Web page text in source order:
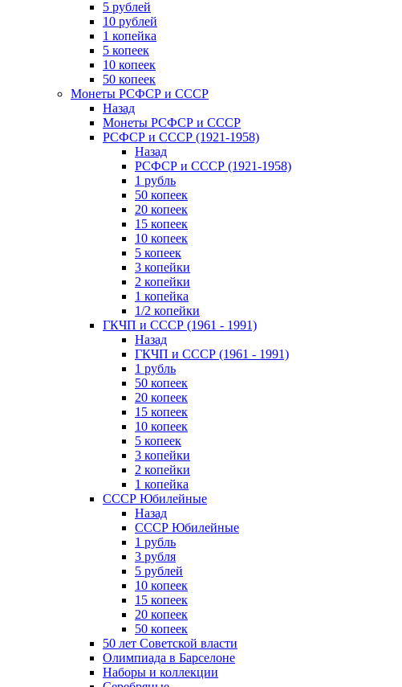
5 рублей
10 рублей
1 копейка
5 копеек
10 копеек
50 копеек
Монеты РСФСР и СССР
Назад
Монеты РСФСР и СССР
РСФСР и СССР (1921-1958)
Назад
РСФСР и СССР (1921-1958)
1 рубль
50 копеек
20 копеек
15 копеек
10 копеек
5 копеек
3 копейки
2 копейки
1 копейка
1/2 копейки
ГКЧП и СССР (1961 - 1991)
Назад
ГКЧП и СССР (1961 - 1991)
1 рубль
50 копеек
20 копеек
15 копеек
10 копеек
5 копеек
3 копейки
2 копейки
1 копейка
СССР Юбилейные
Назад
СССР Юбилейные
1 рубль
3 рубля
5 рублей
10 копеек
15 копеек
20 копеек
50 копеек
50 лет Советской власти
Олимпиада в Барселоне
Наборы и коллекции